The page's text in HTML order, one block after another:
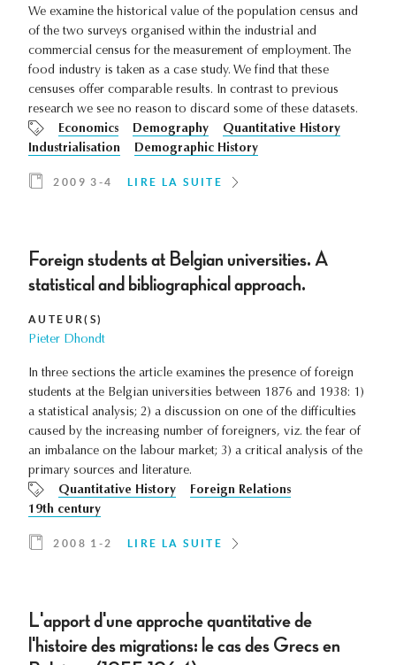
We examine the historical value of the population census and
of the two surveys organised within the industrial and
commercial census for the measurement of employment. The
food industry is taken as a case study. We find that these
censuses offer comparable results. In contrast to previous
research we see no reason to discard some of these datasets.
Economics
Demography
Quantitative History
Industrialisation
Demographic History
2009 3-4 LIRE LA SUITE
Foreign students at Belgian universities. A
statistical and bibliographical approach.
AUTEUR(S)
Pieter Dhondt
In three sections the article examines the presence of foreign
students at the Belgian universities between 1876 and 1938: 1)
a statistical analysis; 2) a discussion on one of the difficulties
caused by the increasing number of foreigners, viz. the fear of
an imbalance on the labour market; 3) a critical analysis of the
primary sources and literature.
Quantitative History
Foreign Relations
19th century
2008 1-2 LIRE LA SUITE
L'apport d'une approche quantitative de
l'histoire des migrations: le cas des Grecs en